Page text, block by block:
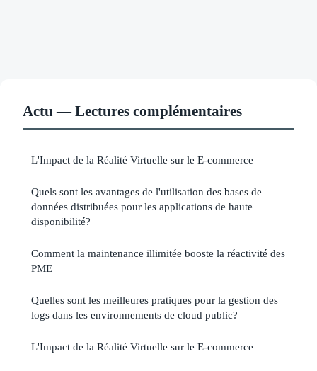
Actu — Lectures complémentaires
L'Impact de la Réalité Virtuelle sur le E-commerce
Quels sont les avantages de l'utilisation des bases de
données distribuées pour les applications de haute
disponibilité?
Comment la maintenance illimitée booste la réactivité des
PME
Quelles sont les meilleures pratiques pour la gestion des
logs dans les environnements de cloud public?
L'Impact de la Réalité Virtuelle sur le E-commerce